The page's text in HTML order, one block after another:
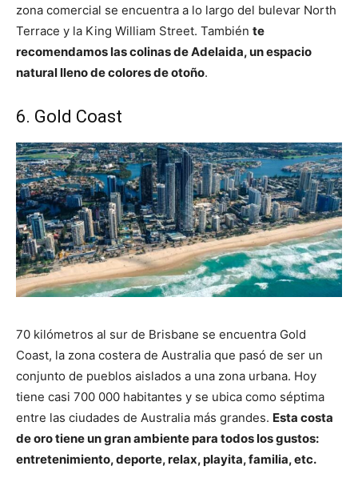
zona comercial se encuentra a lo largo del bulevar North
Terrace y la King William Street. También te
recomendamos las colinas de Adelaida, un espacio
natural lleno de colores de otoño.
6. Gold Coast
70 kilómetros al sur de Brisbane se encuentra Gold
Coast, la zona costera de Australia que pasó de ser un
conjunto de pueblos aislados a una zona urbana. Hoy
tiene casi 700 000 habitantes y se ubica como séptima
entre las ciudades de Australia más grandes. Esta costa
de oro tiene un gran ambiente para todos los gustos:
entretenimiento, deporte, relax, playita, familia, etc.